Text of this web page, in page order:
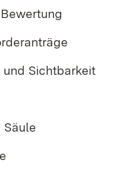
und Sichtbarkeit
Säule